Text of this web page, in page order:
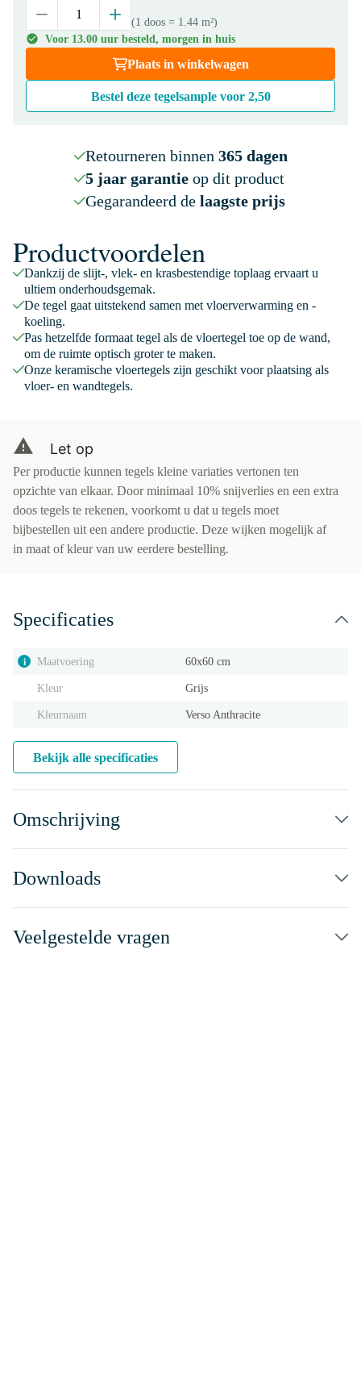
(1 doos = 1.44 m²)
Voor 13.00 uur besteld, morgen in huis
Plaats in winkelwagen
Bestel deze tegelsample voor 2,50
Retourneren binnen 365 dagen
5 jaar garantieop dit product
Gegarandeerd de laagste prijs
Productvoordelen
Dankzij de slijt-, vlek- en krasbestendige toplaag ervaart u
ultiem onderhoudsgemak.
De tegel gaat uitstekend samen met vloerverwarming en -
koeling.
Pas hetzelfde formaat tegel als de vloertegel toe op de wand,
om de ruimte optisch groter te maken.
Onze keramische vloertegels zijn geschikt voor plaatsing als
vloer- en wandtegels.
Let op
Per productie kunnen tegels kleine variaties vertonen ten
opzichte van elkaar. Door minimaal 10% snijverlies en een extra
doos tegels te rekenen, voorkomt u dat u tegels moet
bijbestellen uit een andere productie. Deze wijken mogelijk af
in maat of kleur van uw eerdere bestelling.
Specificaties
i Maatvoering 60x60 cm
Kleur Grijs
Kleurnaam Verso Anthracite
Bekijk alle specificaties
Omschrijving
Downloads
Veelgestelde vragen